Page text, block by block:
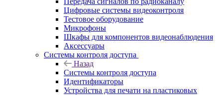
Цифровые системы видеоконтроля
Тестовое оборудование
Микрофоны
Шкафы для компонентов видеонаблюдения
Аксессуары
Системы контроля доступа
Назад
Системы контроля доступа
Идентификаторы
Устройства для печати на пластиковых